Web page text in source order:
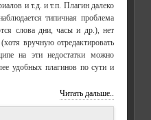
и т.д. и т.п. Плагин далеко
типичная проблема
слова дни, часы и др.), нет
вручную отредактировать
на эти недостатки можно
удобных плагинов по сути и
Читать дальше..